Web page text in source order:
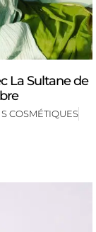
La Sultane de
COSMÉTIQUES